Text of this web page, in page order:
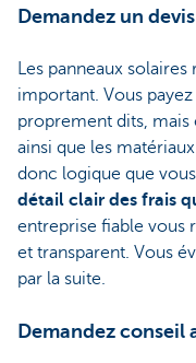
Demandez un
Les panneaux
important. Vous
proprement dits, mais
ainsi que les
donc logique que
détail clair des frais
entreprise fiable vous
et transparent. Vous
par la suite.
Demandez conseil